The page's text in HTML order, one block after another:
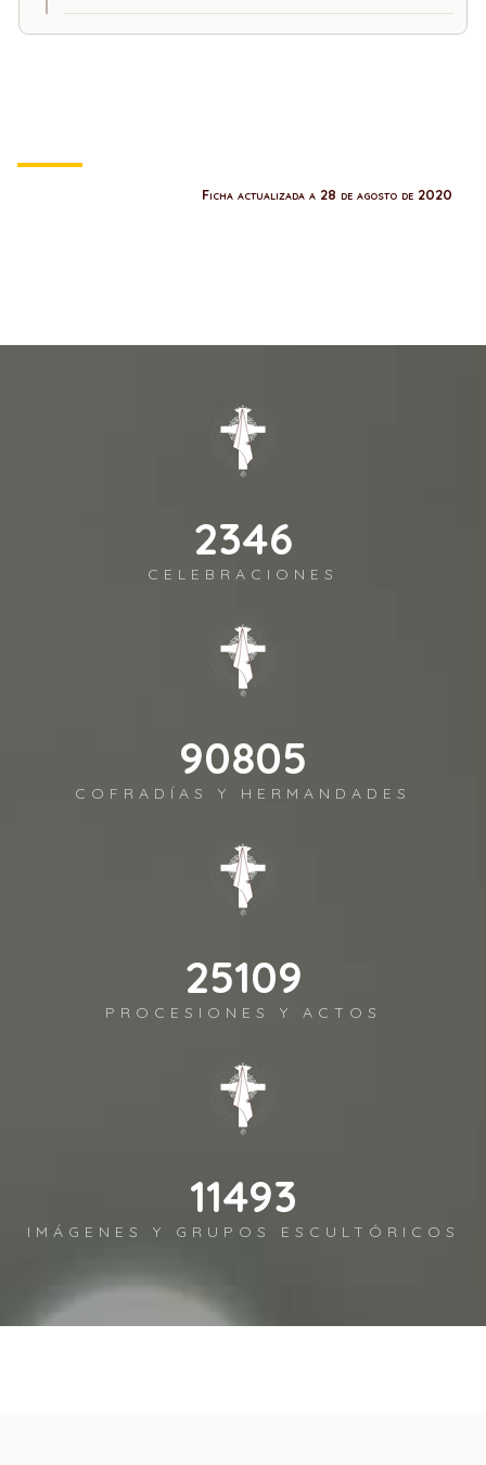
Ficha actualizada a 28 de agosto de 2020
2639
CELEBRACIONES
102156
COFRADÍAS Y HERMANDADES
28248
PROCESIONES Y ACTOS
12929
IMÁGENES Y GRUPOS ESCULTÓRICOS